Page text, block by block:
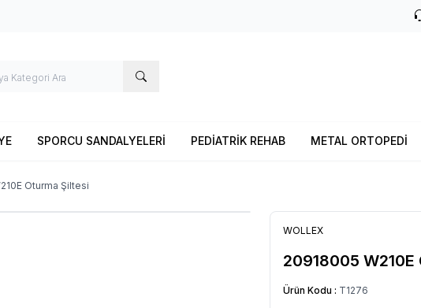
SPORCU SANDALYELERİ PEDİATRİK REHAB METAL ORTOPEDİ
Oturma Şiltesi
WOLLEX
20918005
Ürün Kodu : T1276